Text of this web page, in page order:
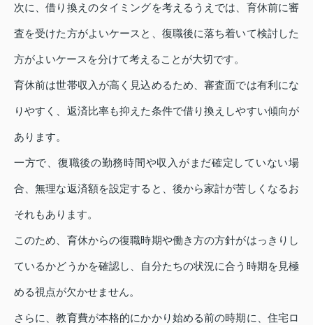
次に、借り換えのタイミングを考えるうえでは、育休前に審
査を受けた方がよいケースと、復職後に落ち着いて検討した
方がよいケースを分けて考えることが大切です。
育休前は世帯収入が高く見込めるため、審査面では有利にな
りやすく、返済比率も抑えた条件で借り換えしやすい傾向が
あります。
一方で、復職後の勤務時間や収入がまだ確定していない場
合、無理な返済額を設定すると、後から家計が苦しくなるお
それもあります。
このため、育休からの復職時期や働き方の方針がはっきりし
ているかどうかを確認し、自分たちの状況に合う時期を見極
める視点が欠かせません。
さらに、教育費が本格的にかかり始める前の時期に、住宅ロ